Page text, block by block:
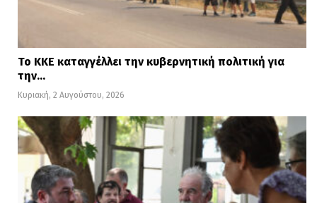
Το ΚΚΕ καταγγέλλει την κυβερνητική πολιτική για
την…
Κυριακή, 2 Αυγούστου, 2026